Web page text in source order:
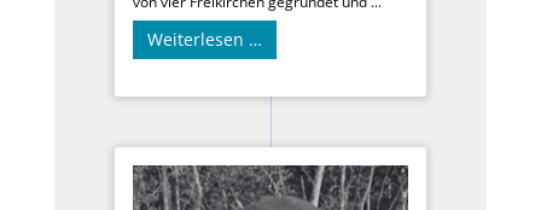
Weiterlesen …